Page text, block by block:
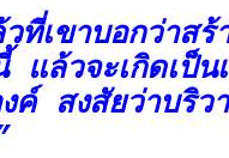
ขาบอกว่าสร้
แล้วจะเกิดเป็
ค์ สงสัยว่าบริ